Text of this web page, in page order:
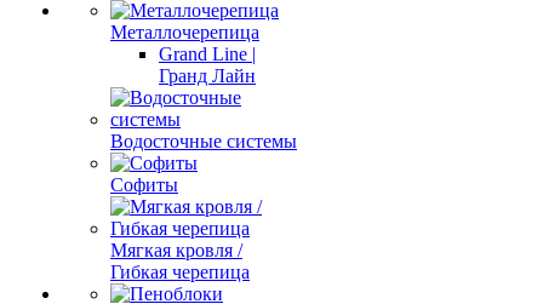
Металлочерепица
Grand Line |
Гранд Лайн
Водосточные системы
Софиты
Мягкая кровля /
Гибкая черепица